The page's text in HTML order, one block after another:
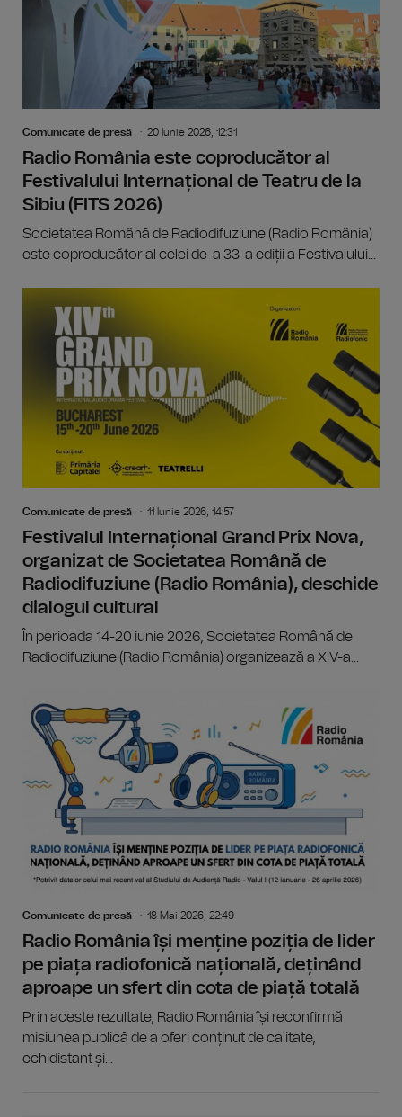
Comunicate de presă 20 Iunie 2026, 12:31
Radio România este coproducător al
Festivalului Internațional de Teatru de la
Sibiu (FITS 2026)
Societatea Română de Radiodifuziune (Radio România)
este coproducător al celei de-a 33-a ediții a Festivalului...
Comunicate de presă 11 Iunie 2026, 14:57
Festivalul Internațional Grand Prix Nova,
organizat de Societatea Română de
Radiodifuziune (Radio România), deschide
dialogul cultural
În perioada 14-20 iunie 2026, Societatea Română de
Radiodifuziune (Radio România) organizează a XIV-a...
Comunicate de presă 18 Mai 2026, 22:49
Radio România își menține poziția de lider
pe piața radiofonică națională, deținând
aproape un sfert din cota de piață totală
Prin aceste rezultate, Radio România își reconfirmă
misiunea publică de a oferi conținut de calitate,
echidistant și...